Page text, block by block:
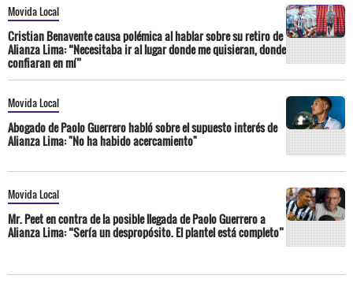
Movida Local
Cristian Benavente causa polémica al hablar sobre su retiro de
Alianza Lima: “Necesitaba ir al lugar donde me quisieran, donde
confiaran en mí”
Movida Local
Abogado de Paolo Guerrero habló sobre el supuesto interés de
Alianza Lima: "No ha habido acercamiento"
Movida Local
Mr. Peet en contra de la posible llegada de Paolo Guerrero a
Alianza Lima: “Sería un despropósito. El plantel está completo”